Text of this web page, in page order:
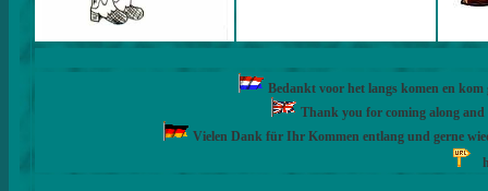
Bedankt voor het langs komen en
Thank you for coming along and
Vielen Dank für Ihr Kommen entlang und gerne